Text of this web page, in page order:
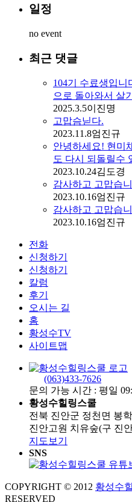
일정
no event
최근 댓글
104기 수료생입
으로 돌아와서 살
2025.3.5이진명
고맙슴닏다.
2023.11.8엄진규
안녕하세요! 현미
도 다시 되돌릴수
2023.10.24김도경
감사하고 고맙습
2023.10.16엄진규
감사하고 고맙습
2023.10.16엄진규
전화
신청하기
신청하기
칼럼
후기
오시는 길
홈
황성수TV
사이트맵
(063)433-7626
문의 가능 시간 : 평일
황성수힐링스쿨
전북 진안군 정천면 봉
진안고원 치유숲(구 진
지도보기
SNS
COPYRIGHT © 2012 황성수
RESERVED